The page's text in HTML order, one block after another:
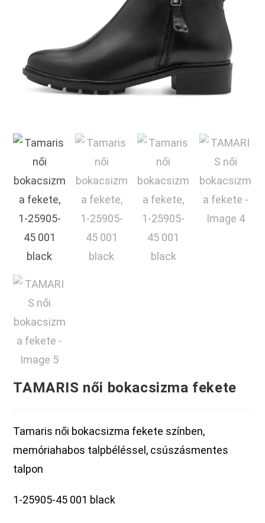
TAMARIS női bokacsizma fekete
Tamaris női bokacsizma fekete színben,
memóriahabos talpbéléssel, csúszásmentes
talpon
1-25905-45 001 black